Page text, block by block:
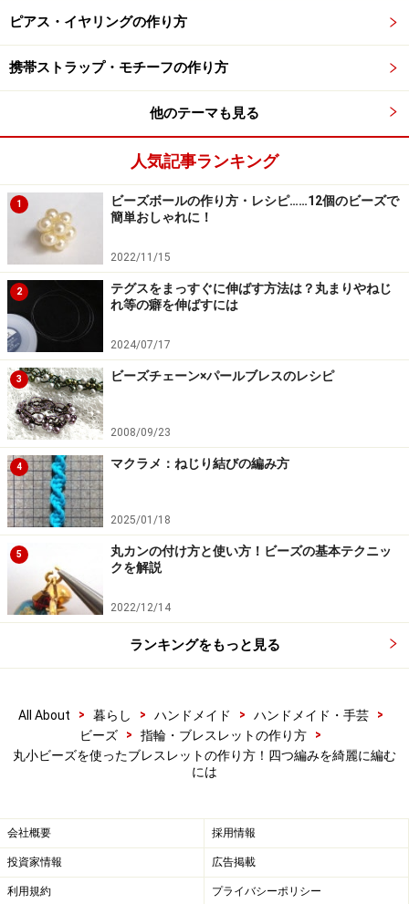
付ける。
判りやすいよう異なる4色で表現しています。
6.四つ編みを編む。右端のコード（D）を隣のコード
（A）の上に出す。
なるべくきつめに編むよう意識して
7.同様に、右端に来たコード（C）を、隣のコード（B）
上・さらに隣のコード（A）の下・左端に来たコード
（D）の上に出す。
このとき、右端に来たコード（C）以外を、なるべく右
側に寄せると編みやすい。
3～4目編むと形が安定してきます
8.以下同じように、右端に来たコードを隣のコードの
上・下・上に出すことを繰り返すと、四つ編みになる。
編んでいる間、4本のコードの長さに極端な差が出ない
ように注意すること。
途中で形を整えながら、バランスよく、なるべくきつめ
9.編み終えたら、端を丸カンで4連バーにつなぐ。全体を
ねじったり、しごいたりして、綺麗な編み目が出るよう
に微調整する。
ピアス・イヤリングの作り方
携帯ストラップ・モチーフの作り方
他のテーマも見る
人気記事ランキング
1
ビーズボールの作り方・レシピ……12個のビーズで
簡単おしゃれに！
2022/11/15
2
テグスをまっすぐに伸ばす方法は？丸まりやねじ
れ等の癖を伸ばすには
2024/07/17
3 ビーズチェーン×パールブレスのレシピ
2008/09/23
4 マクラメ：ねじり結びの編み方
2025/01/18
5
丸カンの付け方と使い方！ビーズの基本テクニッ
クを解説
2022/12/14
ランキングをもっと見る
All About > 暮らし > ハンドメイド > ハンドメイド・手芸
>
ビーズ
> 指輪・ブレスレットの作り方
>
丸小ビーズを使ったブレスレットの作り方！四つ編みを綺麗に編む
には
会社概要 採用情報
投資家情報 広告掲載
利用規約 プライバシーポリシー